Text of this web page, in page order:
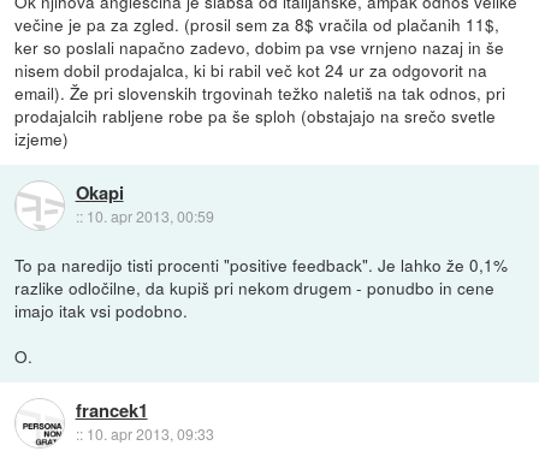
večine je pa za zgled. (prosil sem za 8$ vračila od plačanih 11$,
ker so poslali napačno zadevo, dobim pa vse vrnjeno nazaj in še
nisem dobil prodajalca, ki bi rabil več kot 24 ur za odgovorit na
email). Že pri slovenskih trgovinah težko naletiš na tak odnos, pri
prodajalcih rabljene robe pa še sploh (obstajajo na srečo svetle
izjeme)
Okapi
:: 10. apr 2013, 00:59
To pa naredijo tisti procenti "positive feedback". Je lahko že 0,1%
razlike odločilne, da kupiš pri nekom drugem - ponudbo in cene
imajo itak vsi podobno.
O.
francek1
:: 10. apr 2013, 09:33